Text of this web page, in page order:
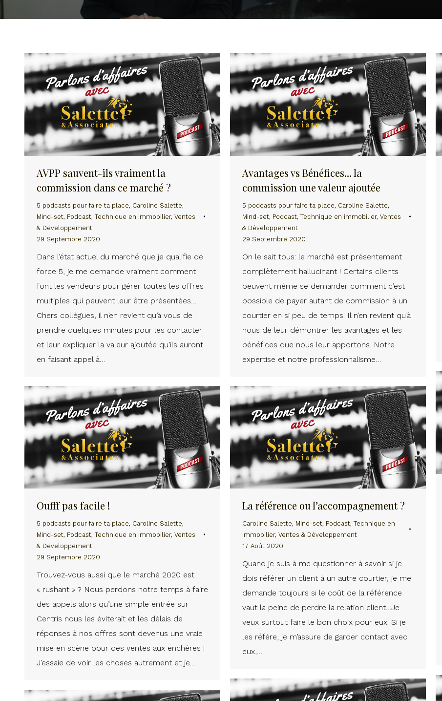
AVPP sauvent-ils vraiment la
commission dans ce marché ?
5 podcasts pour faire ta place, Caroline Salette,
Mind-set, Podcast, Technique en immobilier, Ventes
& Développement
29 Septembre 2020
Dans l’état actuel du marché que je qualifie de
force 5, je me demande vraiment comment
font les vendeurs pour gérer toutes les offres
multiples qui peuvent leur être présentées…
Chers collègues, il n’en revient qu’à vous de
prendre quelques minutes pour les contacter
et leur expliquer la valeur ajoutée qu’ils auront
en faisant appel à…
Avantages vs Bénéfices… la
commission une valeur ajoutée
5 podcasts pour faire ta place, Caroline Salette,
Mind-set, Podcast, Technique en immobilier, Ventes
& Développement
29 Septembre 2020
On le sait tous: le marché est présentement
complètement hallucinant ! Certains clients
peuvent même se demander comment c’est
possible de payer autant de commission à un
courtier en si peu de temps. Il n’en revient qu’à
nous de leur démontrer les avantages et les
bénéfices que nous leur apportons. Notre
expertise et notre professionnalisme…
Oufff pas facile !
5 podcasts pour faire ta place, Caroline Salette,
Mind-set, Podcast, Technique en immobilier, Ventes
& Développement
29 Septembre 2020
Trouvez-vous aussi que le marché 2020 est
« rushant » ? Nous perdons notre temps à faire
des appels alors qu’une simple entrée sur
Centris nous les éviterait et les délais de
réponses à nos offres sont devenus une vraie
mise en scène pour des ventes aux enchères !
J’essaie de voir les choses autrement et je…
La référence ou l’accompagnement ?
Caroline Salette, Mind-set, Podcast, Technique en
immobilier, Ventes & Développement
17 Août 2020
Quand je suis à me questionner à savoir si je
dois référer un client à un autre courtier, je me
demande toujours si le coût de la référence
vaut la peine de perdre la relation client…Je
veux surtout faire le bon choix pour eux. Si je
les réfère, je m’assure de garder contact avec
eux,…